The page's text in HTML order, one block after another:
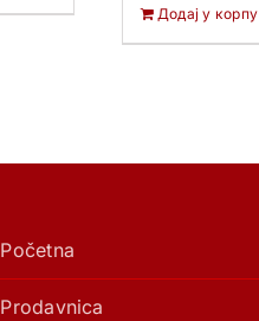
Додај у корпу
Početna
Prodavnica